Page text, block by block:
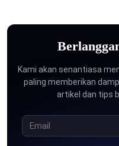
Kami akan senantiasa
paling memberikan
artikel dan tips